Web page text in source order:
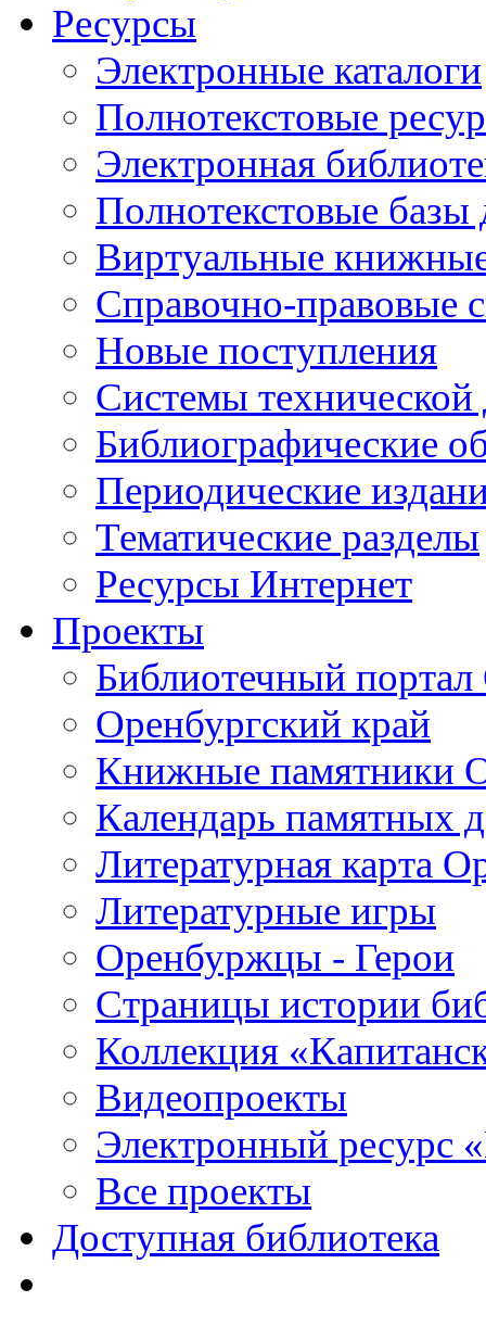
Ресурсы
Электронные каталоги
Полнотекстовые
Электронная
Полнотекстовые
Виртуальные
Справочно-правовые
Новые поступления
Cистемы
Библиографические
Периодические
Тематические разделы
Ресурсы Интернет
Проекты
Библиотечный портал
Оренбургский край
Книжные памятники
Календарь памятных
Литературная карта
Литературные игры
Оренбуржцы - Герои
Страницы истории
Коллекция
Видеопроекты
Электронный ресурс
Все проекты
Доступная библиотека